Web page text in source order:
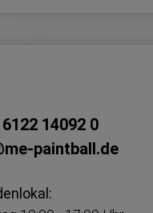
14092 0
paintball.de